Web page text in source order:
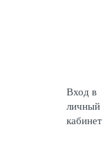
Вход в
личный
кабинет